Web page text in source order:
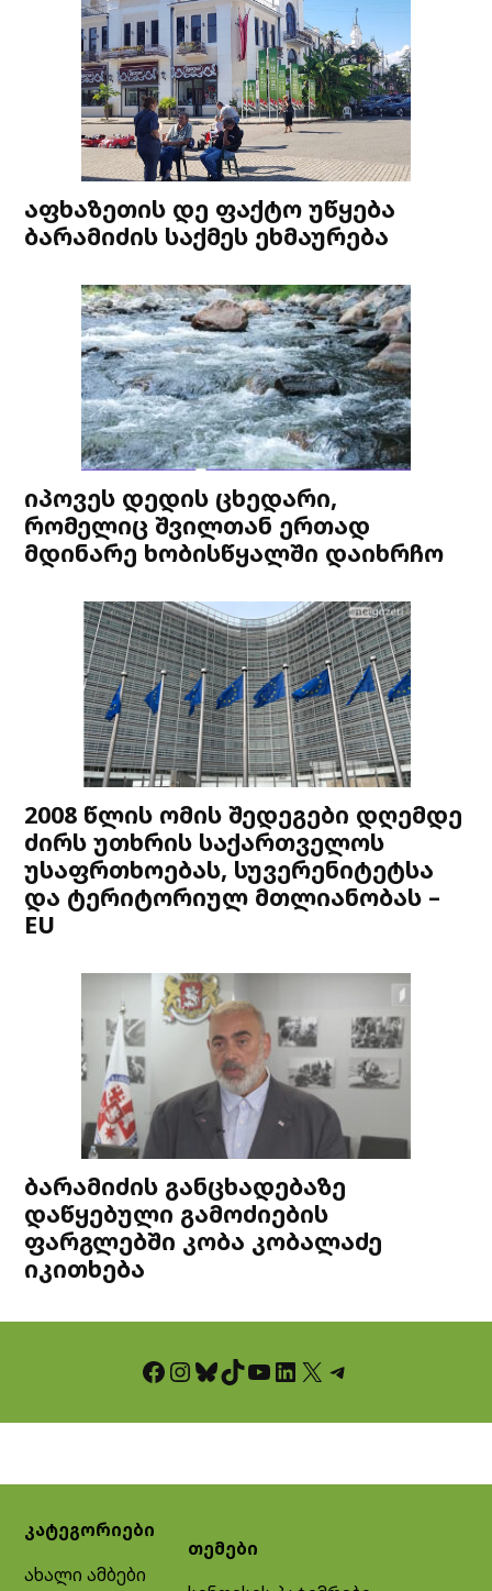
აფხაზეთის დე ფაქტო უწყება
ბარამიძის საქმეს ეხმაურება
იპოვეს დედის ცხედარი,
რომელიც შვილთან ერთად
მდინარე ხობისწყალში დაიხრჩო
2008 წლის ომის შედეგები დღემდე
ძირს უთხრის საქართველოს
უსაფრთხოებას, სუვერენიტეტსა
და ტერიტორიულ მთლიანობას –
EU
ბარამიძის განცხადებაზე
დაწყებული გამოძიების
ფარგლებში კობა კობალაძე
იკითხება
Facebook InstagramBluesky TikTok YouTube LinkedIn X Telegram
კატეგორიები
ახალი ამბები
თემები